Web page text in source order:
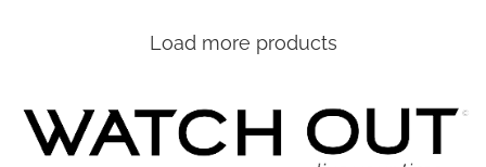
Load more products